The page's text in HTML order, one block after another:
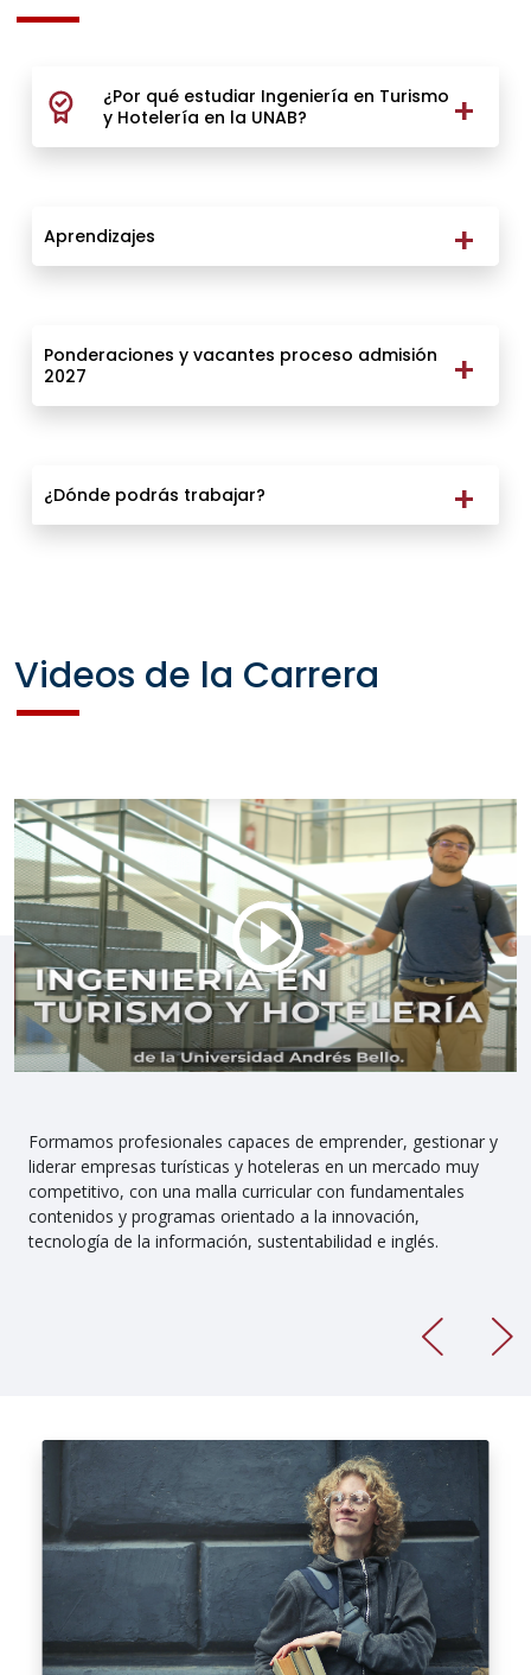
¿Por qué estudiar Ingeniería en Turismo
y Hotelería en la UNAB?
Aprendizajes
Ponderaciones y vacantes proceso admisión
2027
¿Dónde podrás trabajar?
Videos de la Carrera
Formamos profesionales capaces de emprender, gestionar y
liderar empresas turísticas y hoteleras en un mercado muy
competitivo, con una malla curricular con fundamentales
contenidos y programas orientado a la innovación,
tecnología de la información, sustentabilidad e inglés.